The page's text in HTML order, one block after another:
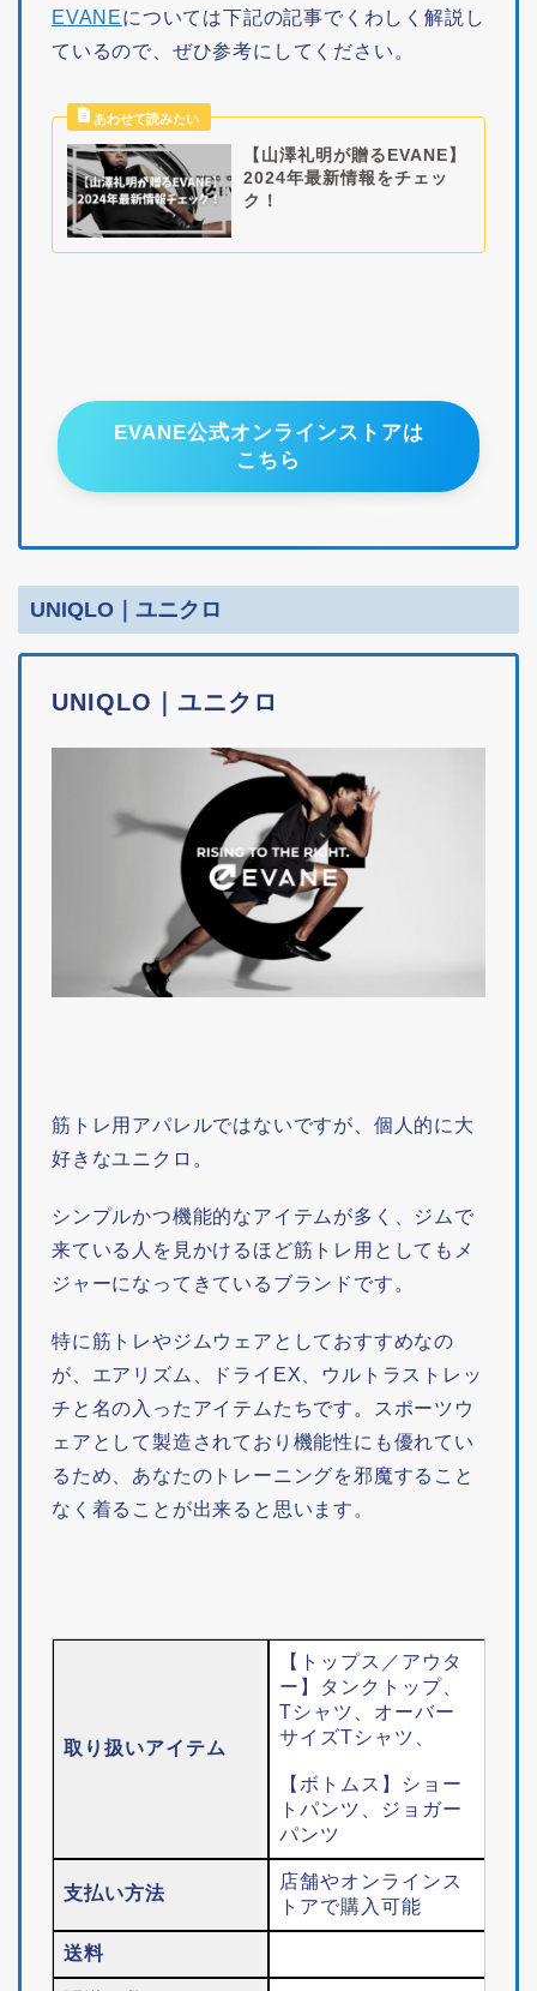
EVANEについては下記の記事でくわしく解説し
ているので、ぜひ参考にしてください。
【山澤礼明が贈るEVANE】
2024年最新情報をチェッ
ク！
EVANE公式オンラインストアは
こちら
UNIQLO｜ユニクロ
UNIQLO｜ユニクロ
筋トレ用アパレルではないですが、個人的に大
好きなユニクロ。
シンプルかつ機能的なアイテムが多く、ジムで
来ている人を見かけるほど筋トレ用としてもメ
ジャーになってきているブランドです。
特に筋トレやジムウェアとしておすすめなの
が、エアリズム、ドライEX、ウルトラストレッ
チと名の入ったアイテムたちです。スポーツウ
ェアとして製造されており機能性にも優れてい
るため、あなたのトレーニングを邪魔すること
なく着ることが出来ると思います。
取り扱いアイテム
【トップス／アウタ
ー】タンクトップ、
Tシャツ、オーバー
サイズTシャツ、
【ボトムス】ショー
トパンツ、ジョガー
パンツ
支払い方法
店舗やオンラインス
トアで購入可能
送料